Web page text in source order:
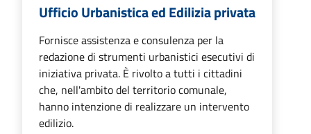
Ufficio Urbanistica ed Edilizia privata
Fornisce assistenza e consulenza per la
redazione di strumenti urbanistici esecutivi di
iniziativa privata. È rivolto a tutti i cittadini
che, nell'ambito del territorio comunale,
hanno intenzione di realizzare un intervento
edilizio.